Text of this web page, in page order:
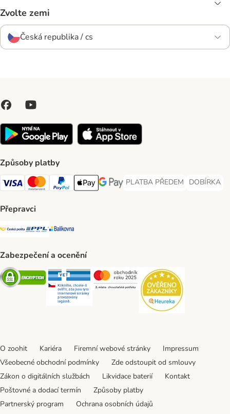
Zvolte zemi
Česká republika / cs
Způsoby platby
Visa Payment Method
Mastercard Payment Method
PayPal Payment Method
Apple pay Payment Method
GooglePay Payment Method
PLATBA PŘEDEM
PLATBA PŘEDEM Payment
DOBÍRKA
DOBÍRKA
Přepravci
Česká pošta Shipping Method
PPL Shipping Method
Balíkovna Shipping Method
Zabezpečení a ocenění
Security Security Security
O zoohit Kariéra Firemní webové stránky
Impressum
Všeobecné obchodní podmínky
Zde odstoupit od smlouvy
Zákon o digitálních službách
Likvidace baterií
Kontakt
Poštovné a dodací termín
Způsoby platby
Partnerský program
Ochrana osobních údajů